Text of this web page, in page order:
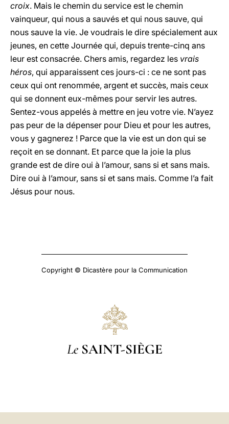
croix. Mais le chemin du service est le chemin
vainqueur, qui nous a sauvés et qui nous sauve, qui
nous sauve la vie. Je voudrais le dire spécialement aux
jeunes, en cette Journée qui, depuis trente-cinq ans
leur est consacrée. Chers amis, regardez les vrais
héros, qui apparaissent ces jours-ci : ce ne sont pas
ceux qui ont renommée, argent et succès, mais ceux
qui se donnent eux-mêmes pour servir les autres.
Sentez-vous appelés à mettre en jeu votre vie. N’ayez
pas peur de la dépenser pour Dieu et pour les autres,
vous y gagnerez ! Parce que la vie est un don qui se
reçoit en se donnant. Et parce que la joie la plus
grande est de dire oui à l’amour, sans si et sans mais.
Dire oui à l’amour, sans si et sans mais. Comme l’a fait
Jésus pour nous.
Copyright © Dicastère pour la Communication
Le SAINT-SIÈGE